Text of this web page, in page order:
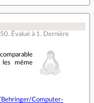
. Évalué à 1 . Dernière
les même
Computer-